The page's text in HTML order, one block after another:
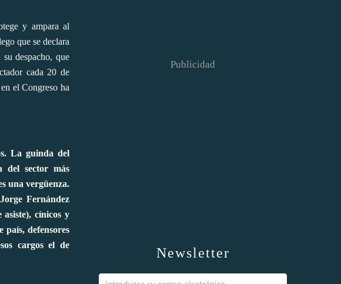
y ampara al
que se declara
despacho, que
cada 20 de
el Congreso ha
La guinda del
del sector más
una vergüenza.
Fernández
cínicos y
país, defensores
cargos el de
Newsletter
Publicidad